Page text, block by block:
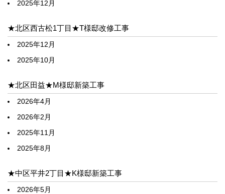
2025年12月
★北区西古松1丁目★T様邸改修工事
2025年12月
2025年10月
★北区田益★M様邸新築工事
2026年4月
2026年2月
2025年11月
2025年8月
★中区平井2丁目★K様邸新築工事
2026年5月